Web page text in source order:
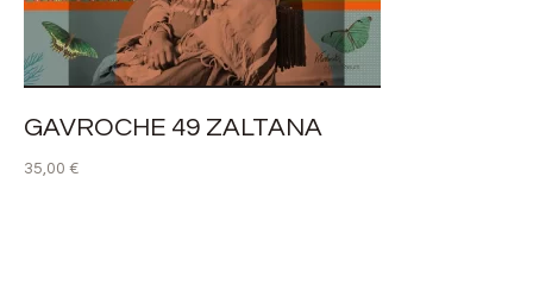
GAVROCHE 49 ZALTANA
35,00 €